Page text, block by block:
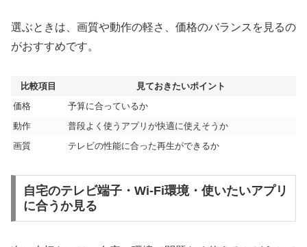
選ぶときは、画質や動作の軽さ、価格のバランスを見るの
がおすすめです。
比較項目
見ておきたいポイント
価格
予算に合っているか
動作
普段よく使うアプリが快適に使えそうか
画質
テレビの性能に合った再生ができるか
自宅のテレビ端子・Wi-Fi環境・使いたいアプリ
に合うか見る